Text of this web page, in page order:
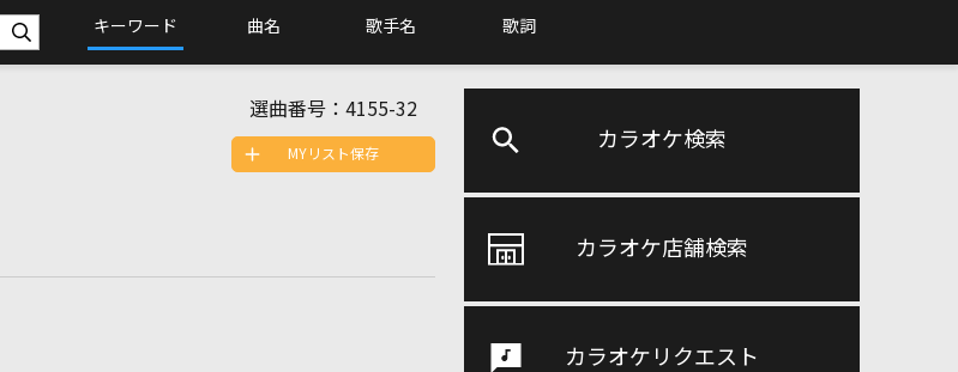
キーワード 曲名 歌手名 歌詞
カラオケ検索
カラオケ店舗検索
カラオケリクエスト
選曲番号： 4155-32
MYリスト保存